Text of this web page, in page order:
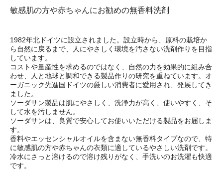
敏感肌の方や赤ちゃんにお勧めの無香料洗剤
1982年北ドイツに設立されました。設立時から、原料の栽培か
ら自然に戻るまで、人にやさしく環境を汚さない洗剤作りを目指
しています。
コストや量産性を求めるのではなく、自然の力を効果的に組み合
わせ、人と地球と調和できる製品作りの研究を重ねています。オ
ーガニック先進国ドイツの厳しい消費者に愛用され、発展してき
ました。
ソーダサン製品は肌にやさしく、洗浄力が高く、使いやすく、そ
して水を汚しません。
ソーダサンは、良質で安心してお使いいただける製品をお届しま
す。
香料やエッセンシャルオイルを含まない無香料タイプなので、特
に敏感肌の方や赤ちゃんの衣類に適しているやさしい洗剤です。
冷水にさっと溶けるので溶け残りがなく、手洗いのお洗濯も快適
です。